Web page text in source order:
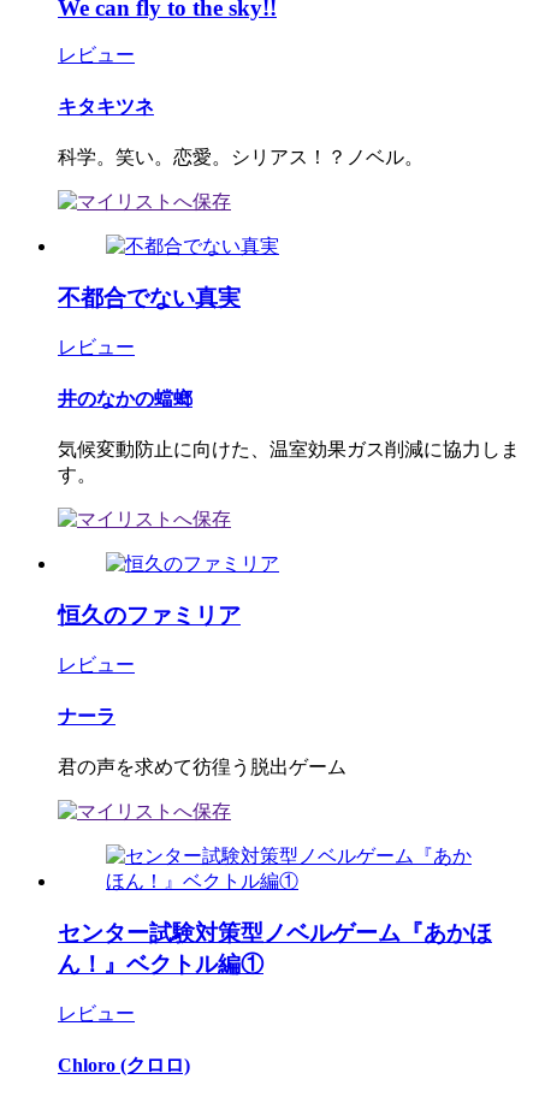
We can fly to the sky!!
レビュー
キタキツネ
科学。笑い。恋愛。シリアス！？ノベル。
不都合でない真実
レビュー
井のなかの蟷螂
気候変動防止に向けた、温室効果ガス削減に協力しま
す。
恒久のファミリア
レビュー
ナーラ
君の声を求めて彷徨う脱出ゲーム
センター試験対策型ノベルゲーム『あかほ
ん！』ベクトル編①
レビュー
Chloro (クロロ)